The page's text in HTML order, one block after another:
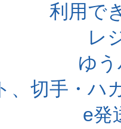
利用で
レ
ゆ
、切手・ハ
e発